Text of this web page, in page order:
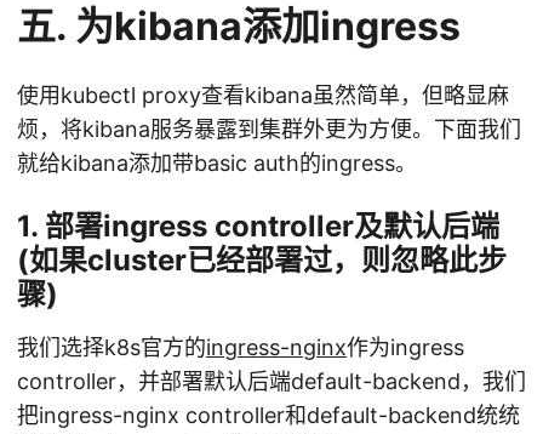
五. 为kibana添加ingress
使用kubectl proxy查看kibana虽然简单，但略显麻
烦，将kibana服务暴露到集群外更为方便。下面我们
就给kibana添加带basic auth的ingress。
1. 部署ingress controller及默认后端
(如果cluster已经部署过，则忽略此步
骤)
我们选择k8s官方的ingress-nginx作为ingress
controller，并部署默认后端default-backend，我们
把ingress-nginx controller和default-backend统统